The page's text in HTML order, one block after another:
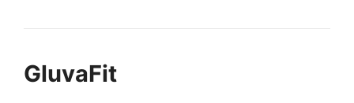
GluvaFit